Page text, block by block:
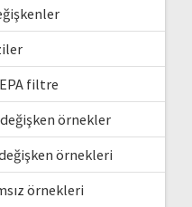
filtre
değişken örnekler
değişken örnekleri
örnekleri